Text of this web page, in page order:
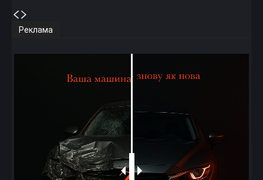
Реклама